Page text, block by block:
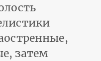
затем